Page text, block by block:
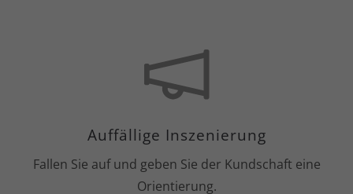
Auffällige Inszenierung
Fallen Sie auf und geben Sie der Kundschaft eine
Orientierung.